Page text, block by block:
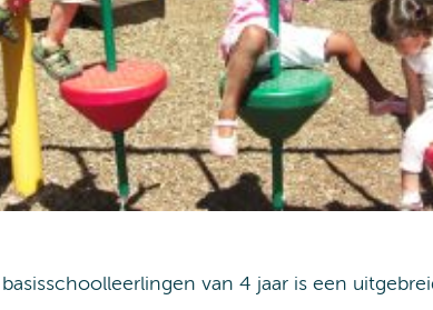
basisschoolleerlingen van 4 jaar is een